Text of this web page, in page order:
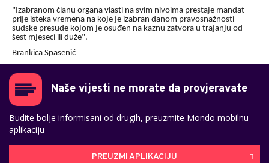
"Izabranom članu organa vlasti na svim nivoima prestaje mandat
prije isteka vremena na koje je izabran danom pravosnažnosti
sudske presude kojom je osuđen na kaznu zatvora u trajanju od
šest mjeseci ili duže".
Brankica Spasenić
Naše vijesti ne morate da provjeravate
Budite bolje informisani od drugih, preuzmite Mondo mobilnu
aplikaciju
PREUZMI APLIKACIJU